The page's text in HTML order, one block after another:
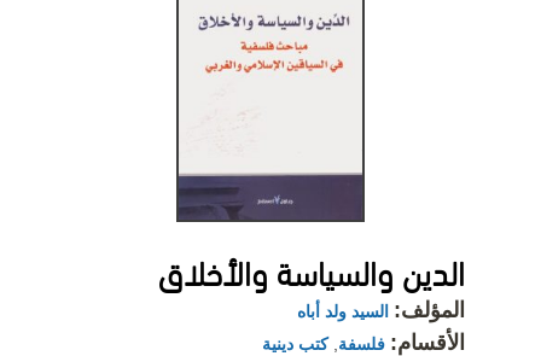
الدين والسياسة والأخلاق
المؤلف: السيد ولد أباه
الأقسام: فلسفة ,كتب دينية